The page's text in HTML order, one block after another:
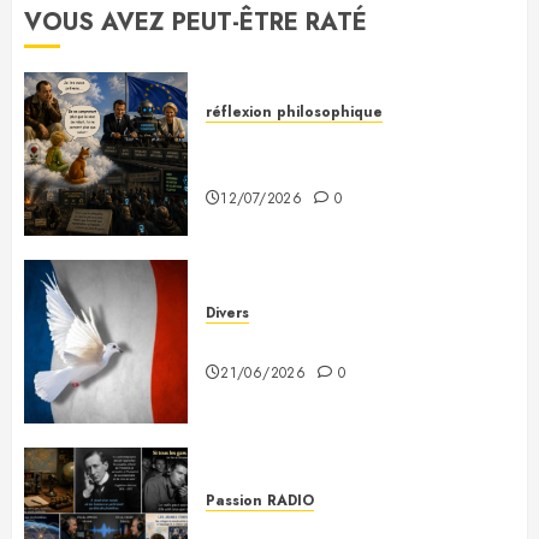
VOUS AVEZ PEUT-ÊTRE RATÉ
réflexion philosophique
12/07/2026 0
Divers
21/06/2026 0
Passion RADIO